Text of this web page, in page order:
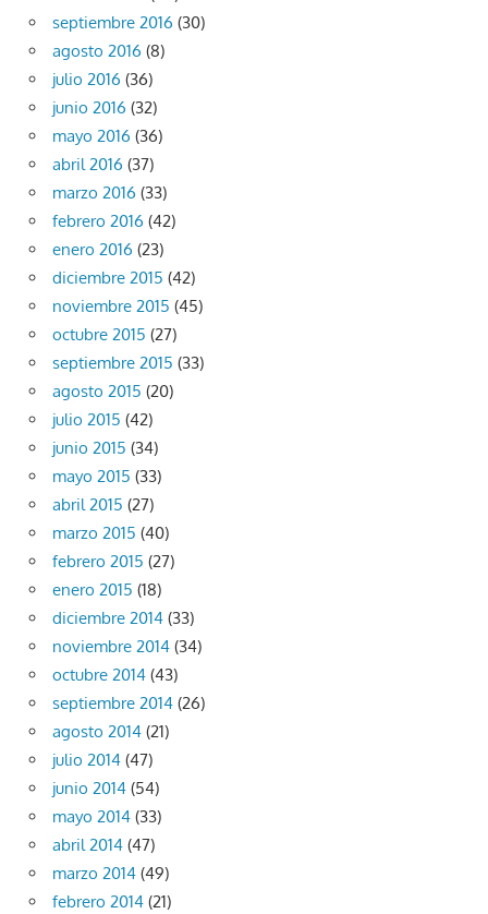
septiembre 2016 (30)
agosto 2016 (8)
julio 2016 (36)
junio 2016 (32)
mayo 2016 (36)
abril 2016 (37)
marzo 2016 (33)
febrero 2016 (42)
enero 2016 (23)
diciembre 2015 (42)
noviembre 2015 (45)
octubre 2015 (27)
septiembre 2015 (33)
agosto 2015 (20)
julio 2015 (42)
junio 2015 (34)
mayo 2015 (33)
abril 2015 (27)
marzo 2015 (40)
febrero 2015 (27)
enero 2015 (18)
diciembre 2014 (33)
noviembre 2014 (34)
octubre 2014 (43)
septiembre 2014 (26)
agosto 2014 (21)
julio 2014 (47)
junio 2014 (54)
mayo 2014 (33)
abril 2014 (47)
marzo 2014 (49)
febrero 2014 (21)